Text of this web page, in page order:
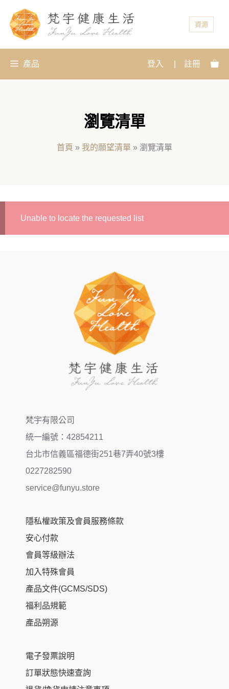
資源
產品 登入 註冊
瀏覽清單
首頁 » 我的願望清單 » 瀏覽清單
Unable to locate the requested list
梵宇有限公司
統一編號：42854211
台北市信義區福德街251巷7弄40號3樓
0227282590
service@funyu.store
隱私權政策及會員服務條款
安心付款
會員等級辦法
加入特殊會員
產品文件(GCMS/SDS)
福利品規範
產品朔源
電子發票說明
訂單狀態快速查詢